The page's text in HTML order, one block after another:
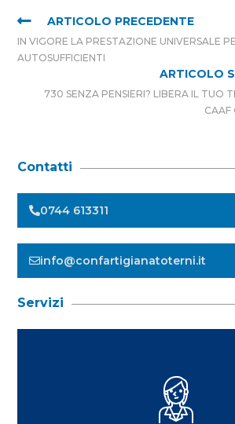
ARTICOLO PRECEDENTE
IN VIGORE LA PRESTAZIONE UNIVERSALE
AUTOSUFFICIENTI
ARTICOLO
730 SENZA PENSIERI? LIBERA IL TUO
CAAF
Contatti
0744 613311
info@confartigianatoterni.it
Servizi